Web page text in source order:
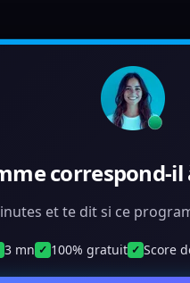
correspond-
et te dit si ce
3 mn ✓ 100% gratuit ✓ Score